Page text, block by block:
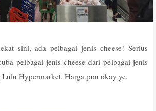
sini, ada pelbagai jenis cheese! Serius
pelbagai jenis cheese dari pelbagai jenis
Lulu Hypermarket. Harga pon okay ye.